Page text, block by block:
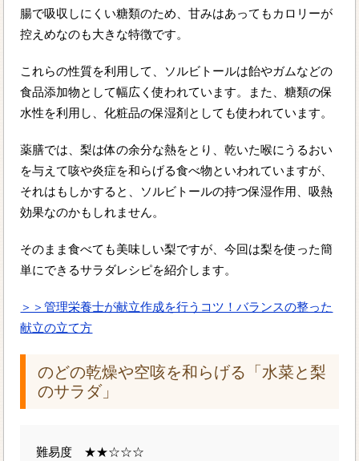
腸で吸収しにくい糖類のため、甘みはあってもカロリーが
控えめなのも大きな特徴です。
これらの性質を利用して、ソルビトールは飴やガムなどの
食品添加物として幅広く使われています。また、糖類の保
水性を利用し、化粧品の保湿剤としても使われています。
薬膳では、梨は体の余分な熱をとり、乾いた喉にうるおい
を与えて咳や炎症を和らげる食べ物といわれていますが、
それはもしかすると、ソルビトールの持つ保湿作用、吸熱
効果なのかもしれません。
そのまま食べても美味しい梨ですが、今回は梨を使った簡
単にできるサラダレシピを紹介します。
＞＞管理栄養士が献立作成を行うコツ！バランスの整った
献立の立て方
のどの乾燥や空咳を和らげる「水菜と梨
のサラダ」
難易度 ★★☆☆☆